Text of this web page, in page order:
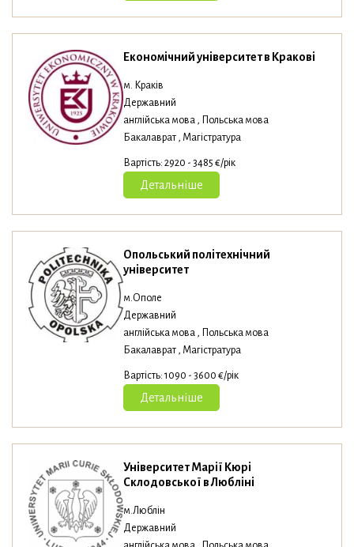
Економічний університет в Кракові
м. Краків
Державний
англійська мова , Польська мова
Бакалаврат , Магістратура
Вартість: 2920 - 3485 €/рік
Детальніше
Опольський політехнічний
університет
м.Ополе
Державний
англійська мова , Польська мова
Бакалаврат , Магістратура
Вартість: 1090 - 3600 €/рік
Детальніше
Університет Марії Кюрі
Склодовської в Любліні
м.Люблін
Державний